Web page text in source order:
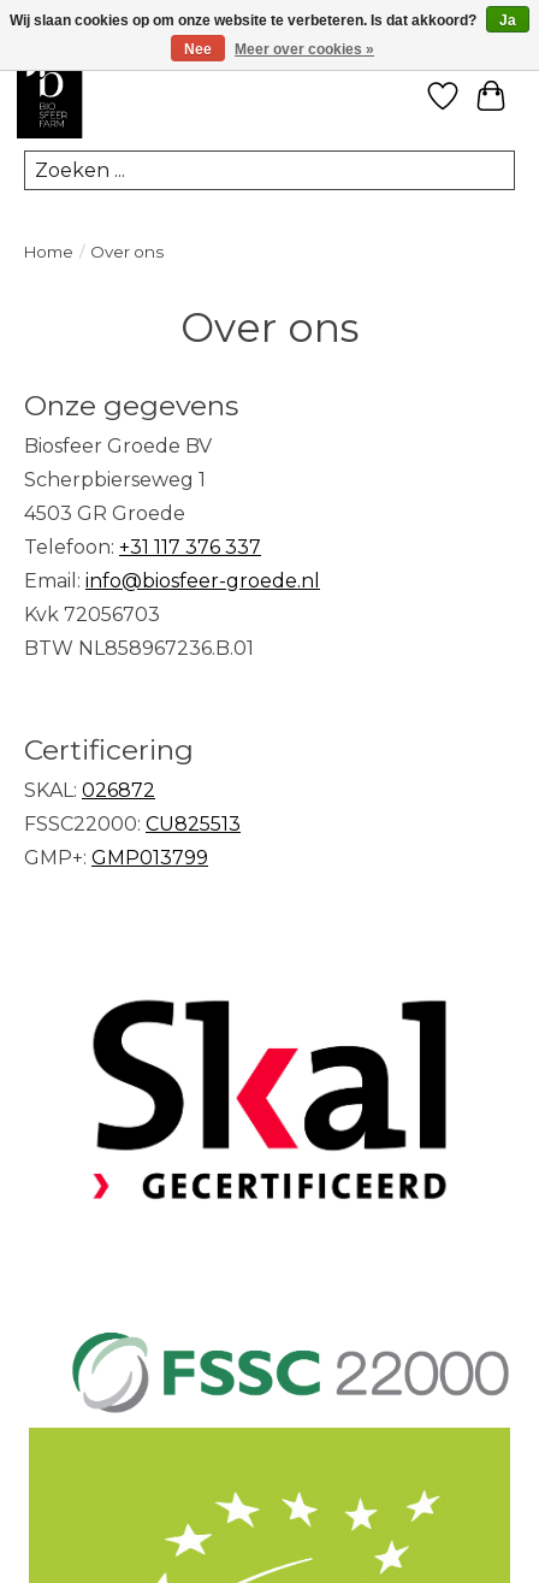
Zoeken
Home / Over ons
Over ons
Onze gegevens
Biosfeer Groede BV
Scherpbierseweg 1
4503 GR Groede
Telefoon: +31 117 376 337
Email: info@biosfeer-groede.nl
Kvk 72056703
BTW NL858967236.B.01
Certificering
SKAL: 026872
FSSC22000: CU825513
GMP+: GMP013799
Wij slaan cookies op om onze website te verbeteren. Is dat akkoord?
Ja
Nee
Meer over cookies »